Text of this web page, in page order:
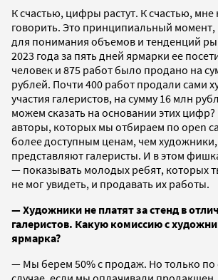
К счастью, цифры растут. К счастью, мне
говорить. Это принципиальный
для понимания объемов и тенденций
2023 года за пять дней ярмарки ее
человек и 875 работ было продано на
рублей. Почти 400 работ продали сами
участия галеристов, на сумму 16 млн
можем сказать на основании этих
авторы, которых мы отбираем по open
более доступным ценам, чем
представляют галеристы. И в этом
— показывать молодых ребят, которых
не мог увидеть, и продавать их работы.
— Художники не платят за стенд в
галеристов. Какую комиссию с
ярмарка?
— Мы берем 50% с продаж. Но только